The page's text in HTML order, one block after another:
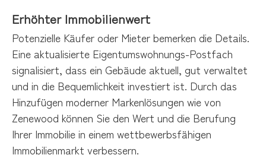
Erhöhter Immobilienwert
Potenzielle Käufer oder Mieter bemerken die Details.
Eine aktualisierte Eigentumswohnungs-Postfach
signalisiert, dass ein Gebäude aktuell, gut verwaltet
und in die Bequemlichkeit investiert ist. Durch das
Hinzufügen moderner Markenlösungen wie von
Zenewood können Sie den Wert und die Berufung
Ihrer Immobilie in einem wettbewerbsfähigen
Immobilienmarkt verbessern.